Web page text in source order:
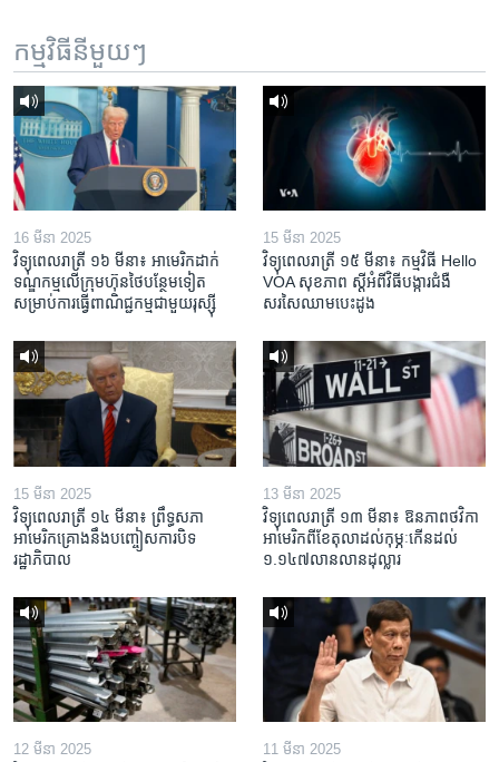
កម្មវិធី​នីមួយៗ
16 មីនា 2025
វិទ្យុពេលរាត្រី ១៦ មីនា៖ អាមេរិក​ដាក់​
ទណ្ឌកម្ម​លើ​ក្រុមហ៊ុន​ថៃ​បន្ថែម​ទៀត​
សម្រាប់​ការ​ធ្វើ​ពាណិជ្ជកម្ម​ជាមួយ​រុស្ស៊ី
15 មីនា 2025
វិទ្យុពេលរាត្រី ១៥ មីនា៖ កម្មវិធី ​Hello
VOA សុខភាព ស្ដី​អំពី​វិធី​បង្ការ​ជំងឺ​
សរសៃ​ឈាម​បេះដូង
15 មីនា 2025
វិទ្យុពេលរាត្រី ១៤ មីនា៖ ព្រឹទ្ធសភា
អាមេរិកគ្រោងនឹងបញ្ចៀសការបិទ
រដ្ឋាភិបាល
13 មីនា 2025
វិទ្យុពេលរាត្រី ១៣ មីនា៖ ឱនភាព​ថវិកា​
អាមេរិក​ពី​ខែ​តុលា​ដល់​កុម្ភៈ​កើន​ដល់​
១.១៤៧​លានលាន​ដុល្លារ
12 មីនា 2025 11 មីនា 2025